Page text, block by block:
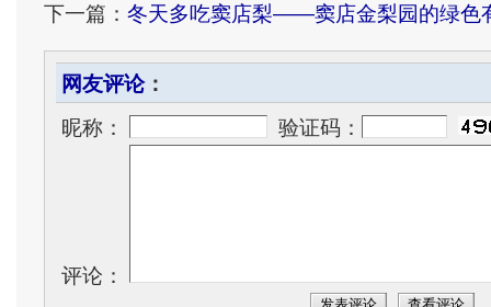
下一篇： 冬天多吃窦店梨——窦店金梨园的绿色
网友评论：
昵称：
验证码：
评论：